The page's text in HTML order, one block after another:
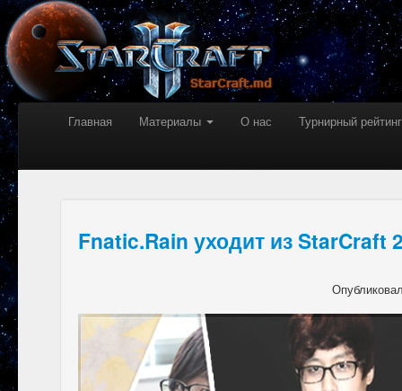
Главная Материалы О нас Турнирный рейтинг
Fnatic.Rain уходит из StarCraft